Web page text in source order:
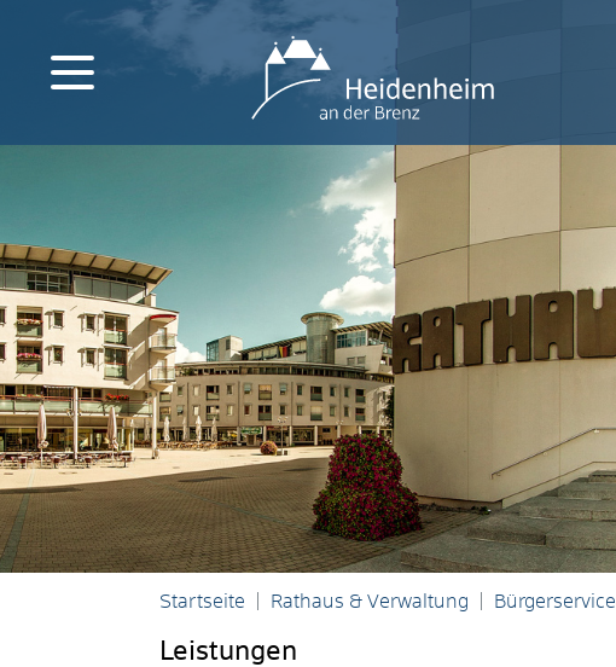
Startseite Rathaus & Verwaltung Bürgerservice
Leistungen